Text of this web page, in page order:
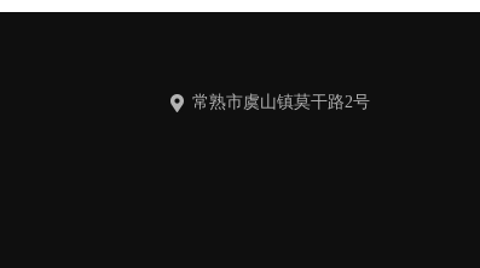
常熟市虞山镇莫干路2号